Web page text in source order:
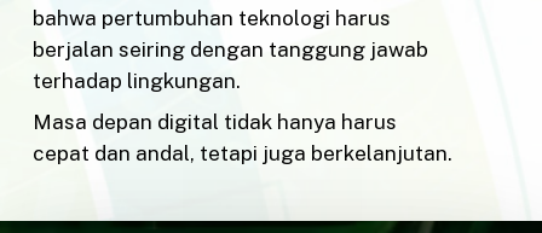
bahwa pertumbuhan teknologi harus
berjalan seiring dengan tanggung jawab
terhadap lingkungan.
Masa depan digital tidak hanya harus
cepat dan andal, tetapi juga berkelanjutan.